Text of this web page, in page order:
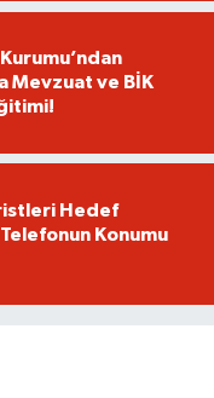
Kurumu’ndan
Mevzuat ve BİK
Hedef
Konumu